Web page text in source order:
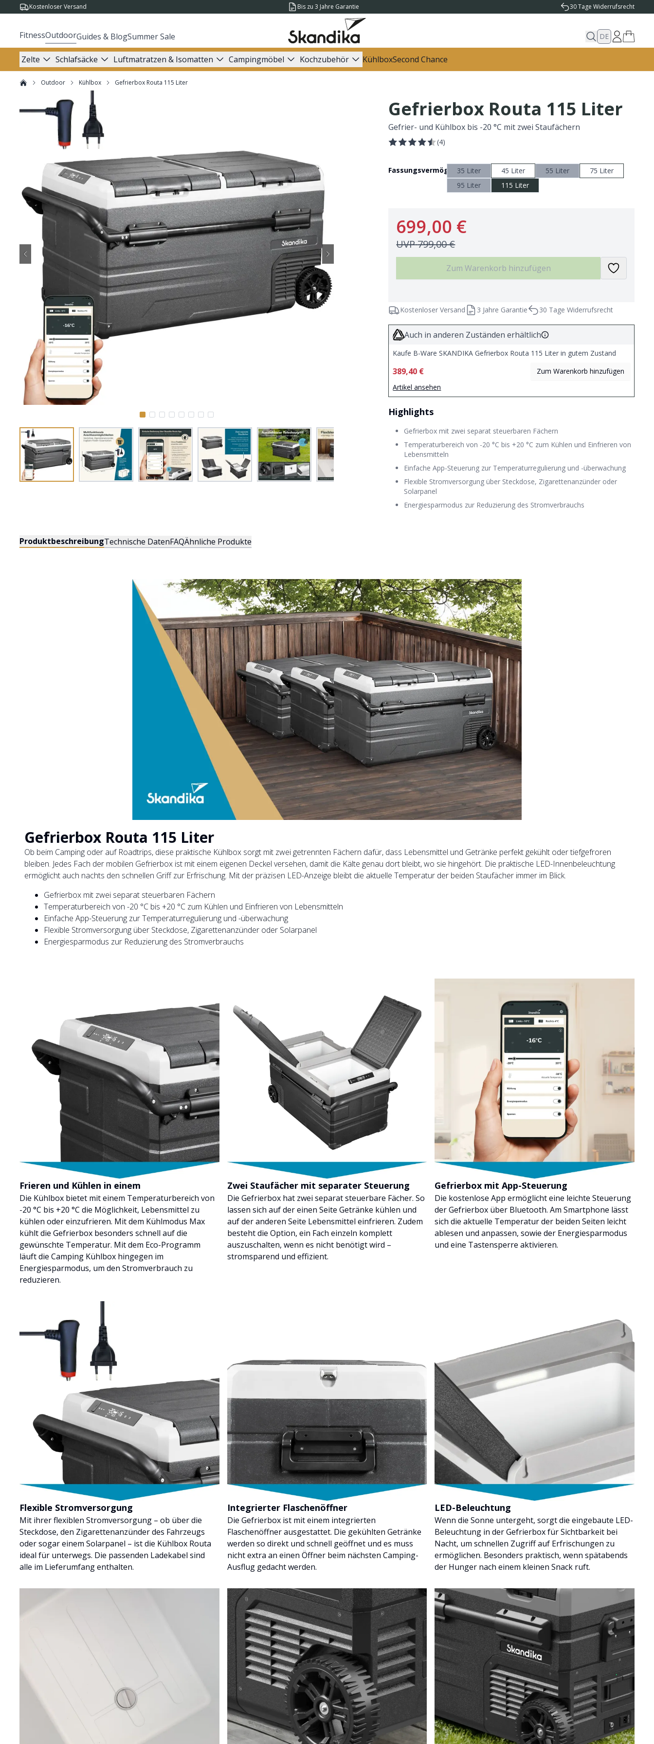
Kostenloser Versand Bis zu 3 Jahre Garantie 30 Tage Widerrufsrecht
FitnessOutdoorGuides & BlogSummer Sale DE
Zelte Schlafsäcke Luftmatratzen & Isomatten Campingmöbel Kochzubehör KühlboxSecond Chance
Outdoor Kühlbox Gefrierbox Routa 115 Liter
Gefrierbox Routa 115 Liter
Gefrier- und Kühlbox bis -20 °C mit zwei Staufächern
(4)
Fassungsvermögen35 Liter 45 Liter 55 Liter
75 Liter
95 Liter
115 Liter
699,00 €
UVP799,00 €
Zum Warenkorb hinzufügen
Kostenloser Versand 3 Jahre Garantie 30 Tage Widerrufsrecht
Auch in anderen Zuständen erhältlich
Kaufe B-Ware SKANDIKA Gefrierbox Routa 115 Liter in gutem Zustand
389,40 €
Zum Warenkorb hinzufügen
Artikel ansehen
Highlights
Gefrierbox mit zwei separat steuerbaren Fächern
Temperaturbereich von -20 °C bis +20 °C zum Kühlen und Einfrieren von
Lebensmitteln
Einfache App-Steuerung zur Temperaturregulierung und -überwachung
Flexible Stromversorgung über Steckdose, Zigarettenanzünder oder
Solarpanel
Energiesparmodus zur Reduzierung des Stromverbrauchs
ProduktbeschreibungTechnische DatenFAQÄhnliche Produkte
Gefrierbox Routa 115 Liter
Ob beim Camping oder auf Roadtrips, diese praktische Kühlbox sorgt mit zwei getrennten Fächern dafür, dass Lebensmittel und Getränke perfekt gekühlt oder tiefgefroren
bleiben. Jedes Fach der mobilen Gefrierbox ist mit einem eigenen Deckel versehen, damit die Kälte genau dort bleibt, wo sie hingehört. Die praktische LED-Innenbeleuchtung
ermöglicht auch nachts den schnellen Griff zur Erfrischung. Mit der präzisen LED-Anzeige bleibt die aktuelle Temperatur der beiden Staufächer immer im Blick.
Gefrierbox mit zwei separat steuerbaren Fächern
Temperaturbereich von -20 °C bis +20 °C zum Kühlen und Einfrieren von Lebensmitteln
Einfache App-Steuerung zur Temperaturregulierung und -überwachung
Flexible Stromversorgung über Steckdose, Zigarettenanzünder oder Solarpanel
Energiesparmodus zur Reduzierung des Stromverbrauchs
Frieren und Kühlen in einem
Die Kühlbox bietet mit einem Temperaturbereich von
-20 °C bis +20 °C die Möglichkeit, Lebensmittel zu
kühlen oder einzufrieren. Mit dem Kühlmodus Max
kühlt die Gefrierbox besonders schnell auf die
gewünschte Temperatur. Mit dem Eco-Programm
läuft die Camping Kühlbox hingegen im
Energiesparmodus, um den Stromverbrauch zu
reduzieren.
Zwei Staufächer mit separater Steuerung
Die Gefrierbox hat zwei separat steuerbare Fächer. So
lassen sich auf der einen Seite Getränke kühlen und
auf der anderen Seite Lebensmittel einfrieren. Zudem
besteht die Option, ein Fach einzeln komplett
auszuschalten, wenn es nicht benötigt wird –
stromsparend und effizient.
Gefrierbox mit App-Steuerung
Die kostenlose App ermöglicht eine leichte Steuerung
der Gefrierbox über Bluetooth. Am Smartphone lässt
sich die aktuelle Temperatur der beiden Seiten leicht
ablesen und anpassen, sowie der Energiesparmodus
und eine Tastensperre aktivieren.
Flexible Stromversorgung
Mit ihrer flexiblen Stromversorgung – ob über die
Steckdose, den Zigarettenanzünder des Fahrzeugs
oder sogar einem Solarpanel – ist die Kühlbox Routa
ideal für unterwegs. Die passenden Ladekabel sind
alle im Lieferumfang enthalten.
Integrierter Flaschenöffner
Die Gefrierbox ist mit einem integrierten
Flaschenöffner ausgestattet. Die gekühlten Getränke
werden so direkt und schnell geöffnet und es muss
nicht extra an einen Öffner beim nächsten Camping-
Ausflug gedacht werden.
LED-Beleuchtung
Wenn die Sonne untergeht, sorgt die eingebaute LED-
Beleuchtung in der Gefrierbox für Sichtbarkeit bei
Nacht, um schnellen Zugriff auf Erfrischungen zu
ermöglichen. Besonders praktisch, wenn spätabends
der Hunger nach einem kleinen Snack ruft.